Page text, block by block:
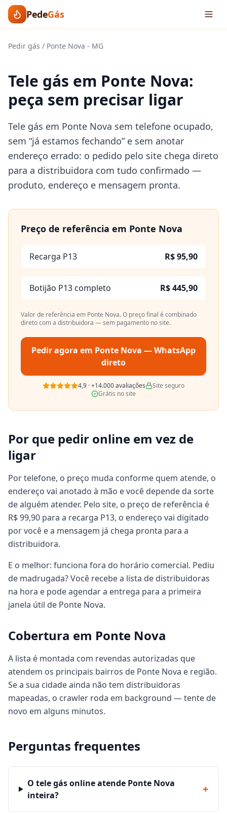
PedeGás
Pedir gás / Ponte Nova - MG
Tele gás em Ponte Nova:
peça sem precisar ligar
Tele gás em Ponte Nova sem telefone ocupado,
sem “já estamos fechando” e sem anotar
endereço errado: o pedido pelo site chega direto
para a distribuidora com tudo confirmado —
produto, endereço e mensagem pronta.
Preço de referência em Ponte Nova
Recarga P13 R$ 95,90
Botijão P13 completo R$ 445,90
Valor de referência em Ponte Nova. O preço final é combinado
direto com a distribuidora — sem pagamento no site.
Pedir agora em Ponte Nova — WhatsApp
direto
4,9 ·+14.000avaliações
Site seguro
Grátis no site
Por que pedir online em vez de
ligar
Por telefone, o preço muda conforme quem atende, o
endereço vai anotado à mão e você depende da sorte
de alguém atender. Pelo site, o preço de referência é
R$ 99,90 para a recarga P13, o endereço vai digitado
por você e a mensagem já chega pronta para a
distribuidora.
E o melhor: funciona fora do horário comercial. Pediu
de madrugada? Você recebe a lista de distribuidoras
na hora e pode agendar a entrega para a primeira
janela útil de Ponte Nova.
Cobertura em Ponte Nova
A lista é montada com revendas autorizadas que
atendem os principais bairros de Ponte Nova e região.
Se a sua cidade ainda não tem distribuidoras
mapeadas, o crawler roda em background — tente de
novo em alguns minutos.
Perguntas frequentes
O tele gás online atende Ponte Nova
inteira?
+